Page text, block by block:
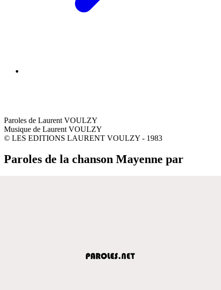
Paroles de Laurent VOULZY
Musique de Laurent VOULZY
© LES EDITIONS LAURENT VOULZY - 1983
Paroles de la chanson Mayenne par